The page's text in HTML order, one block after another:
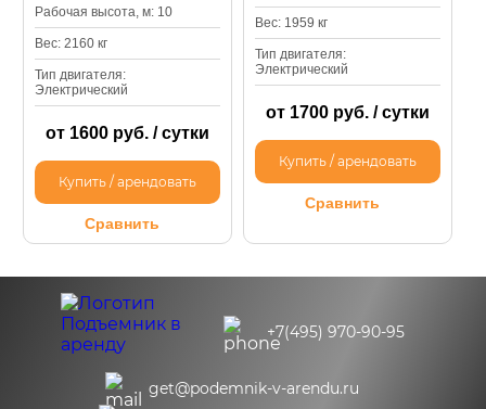
Рабочая высота, м: 10
Вес: 2160 кг
Тип двигателя:
Электрический
от 1600 руб. / сутки
Купить / арендовать
Сравнить
Вес: 1959 кг
Тип двигателя:
Электрический
от 1700 руб. / сутки
Купить / арендовать
Сравнить
+7(495) 970-90-95
get@podemnik-v-arendu.ru